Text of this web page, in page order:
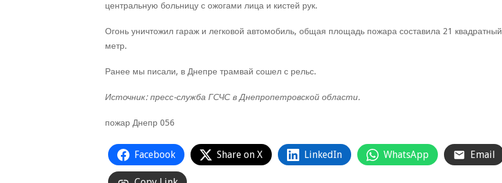
центральную больницу с ожогами лица и кистей рук.
Огонь уничтожил гараж и легковой автомобиль, общая площадь пожара составила 21 квадратный
метр.
Ранее мы писали, в Днепре трамвай сошел с рельс.
Источник: пресс-служба ГСЧС в Днепропетровской области.
пожар Днепр 056
Facebook Share on X LinkedIn WhatsApp Email